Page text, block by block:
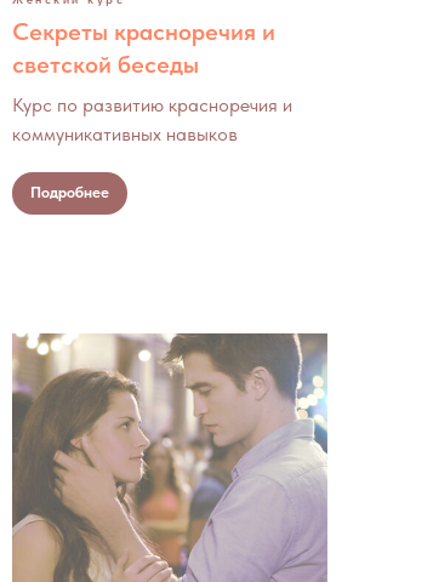
Секреты красноречия и
светской беседы
Курс по развитию красноречия и
коммуникативных навыков
Подробнее